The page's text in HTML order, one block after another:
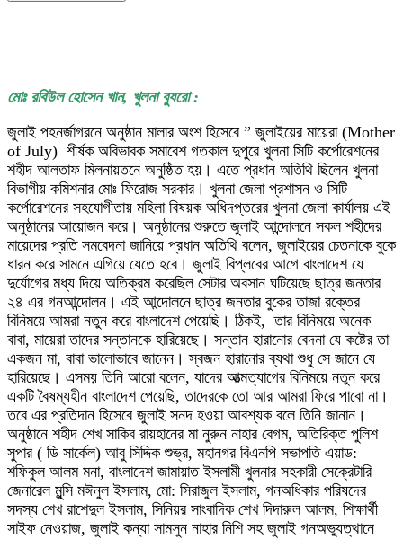
মোঃ রবিউল হোসেন খান, খুলনা ব্যুরো :
জুলাই পহনর্জাগরনে অনুষ্ঠান মালার অংশ হিসেবে ” জুলাইয়ের মায়েরা (Mother
of July) শীর্ষক অবিভাবক সমাবেশ গতকাল দুপুরে খুলনা সিটি কর্পোরেশনের
শহীদ আলতাফ মিলনায়তনে অনুষ্ঠিত হয়। এতে প্রধান অতিথি ছিলেন খুলনা
বিভাগীয় কমিশনার মোঃ ফিরোজ সরকার। খুলনা জেলা প্রশাসন ও সিটি
কর্পোরেশনের সহযোগীতায় মহিলা বিষয়ক অধিদপ্তরের খুলনা জেলা কার্যালয় এই
অনুষ্ঠানের আয়োজন করে। অনুষ্ঠানের শুরুতে জুলাই আন্দোলনে সকল শহীদের
মায়েদের প্রতি সমবেদনা জানিয়ে প্রধান অতিথি বলেন, জুলাইয়ের চেতনাকে বুকে
ধারন করে সামনে এগিয়ে যেতে হবে। জুলাই বিপ্লবের আগে বাংলাদেশ যে
দুর্যোগের মধ্য দিয়ে অতিক্রম করেছিল সেটার অবসান ঘটিয়েছে ছাত্র জনতার
২৪ এর গনআন্দোলন। এই আন্দোলনে ছাত্র জনতার বুকের তাজা রক্তের
বিনিময়ে আমরা নতুন করে বাংলাদেশ পেয়েছি। ঠিকই, তার বিনিময়ে অনেক
বাবা, মায়েরা তাদের সন্তানকে হারিয়েছে। সন্তান হারানোর বেদনা যে কষ্টের তা
একজন মা, বাবা ভালোভাবে জানেন। স্বজন হারানোর ব্যথা শুধু সে জানে যে
হারিয়েছে। এসময় তিনি আরো বলেন, যাদের আত্মত্যাগের বিনিময়ে নতুন করে
একটি বৈষম্যহীন বাংলাদেশ পেয়েছি, তাদেরকে তো আর আমরা ফিরে পাবো না।
তবে এর প্রতিদান হিসেবে জুলাই সনদ হওয়া আবশ্যক বলে তিনি জানান।
অনুষ্ঠানে শহীদ শেখ সাকিব রায়হানের মা নুরুন নাহার বেগম, অতিরিক্ত পুলিশ
সুপার ( ডি সার্কেল) আবু সিদ্দিক শুভ্র, মহানগর বিএনপি সভাপতি এয়াড:
শফিকুল আলম মনা, বাংলাদেশ জামায়াত ইসলামী খুলনার সহকারী সেক্রেটারি
জেনারেল মুন্সি মঈনুল ইসলাম, মো: সিরাজুল ইসলাম, গনঅধিকার পরিষদের
সদস্য শেখ রাশেদুল ইসলাম, সিনিয়র সাংবাদিক শেখ দিদারুল আলম, শিক্ষার্থী
সাইফ নেওয়াজ, জুলাই কন্যা সামসুন নাহার নিশি সহ জুলাই গনঅভ্যুত্থানে